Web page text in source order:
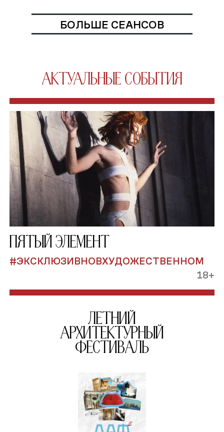
БОЛЬШЕ СЕАНСОВ
АКТУАЛЬНЫЕ СОБЫТИЯ
Пятый элемент
#ЭКСКЛЮЗИВНОВХУДОЖЕСТВЕННОМ
18+
Летний
архитектурный
фестиваль